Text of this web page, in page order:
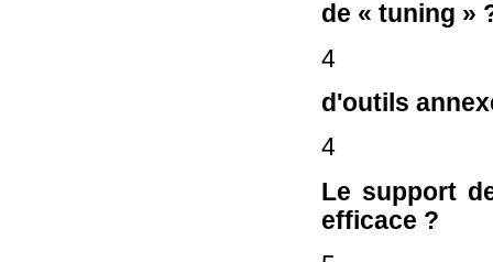
de « tuning »
4
d'outils
4
Le support
efficace ?